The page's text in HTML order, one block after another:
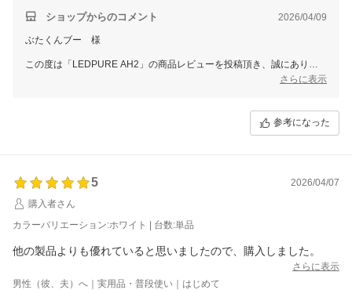
ショップからのコメント 2026/04/09
ぶたくんブー 様
この度は「LEDPURE AH2」の商品レビューを投稿頂き、誠にありが
当店としても自信をもってお届けできる商品と思っております。
後ほどご注文時のメールアドレスへクーポン取得用URLをお送りいた
しますので
ぜひ次回のご注文時にご利用くださいませ。
スタッフ一同またのご利用をお待ち申し上げております。
ありがとうございました。
さらに表示
参考になった
5
2026/04/07
購入者さん
カラーバリエーション:ホワイト | 台数:単品
他の製品よりも優れていると思いましたので、購入しました。
さらに表示
男性（彼、夫）へ｜実用品・普段使い｜はじめて